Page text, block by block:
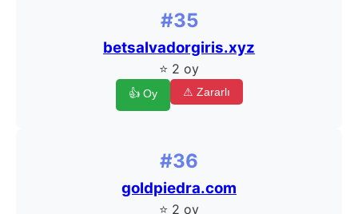
#35
betsalvadorgiris.xyz
⭐ 2 oy
👍 Oy ⚠ Zararlı
#36
goldpiedra.com
⭐ 2 oy